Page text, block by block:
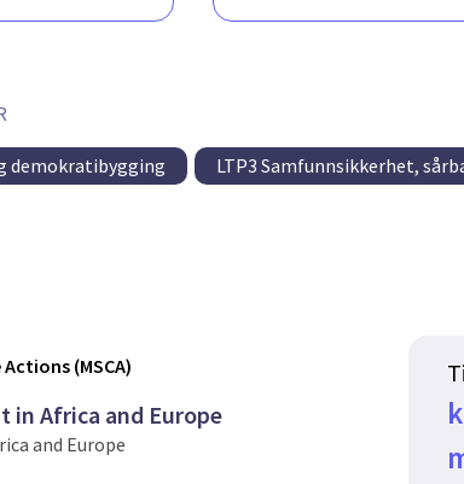
demokratibygging LTP3 Samfunnsikkerhet,
(MSCA)
in Africa and Europe
and Europe